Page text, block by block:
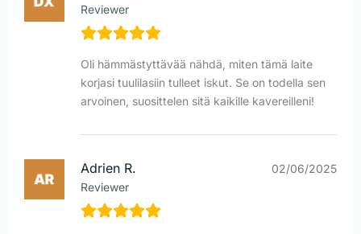
Reviewer
Oli hämmästyttävää nähdä, miten tämä laite
korjasi tuulilasiin tulleet iskut. Se on todella sen
arvoinen, suosittelen sitä kaikille kavereilleni!
Adrien R.
Reviewer
02/06/2025